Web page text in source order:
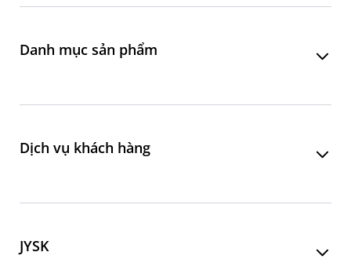
Danh mục sản phẩm
Phòng ăn
Phòng tắm
Dịch vụ khách hàng
Chăm sóc khách hàng
JYSK